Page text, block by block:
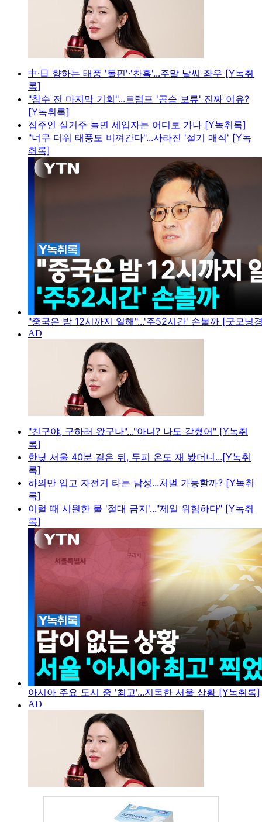
中·日 향하는 태풍 '돌핀'·'찬홈'...주말 날씨 좌우 [Y녹취
록]
"참수 전 마지막 기회"...트럼프 '공습 보류' 진짜 이유?
[Y녹취록]
집주인 실거주 늘면 세입자는 어디로 가나 [Y녹취록]
"너무 더워 태풍도 비껴간다"...사라진 '절기 매직' [Y녹
취록]
"중국은 밤 12시까지 일해"...'주52시간' 손볼까 [굿모닝
"친구야, 구하러 왔구나"..."아니? 나도 갇혔어" [Y녹취
록]
한낮 서울 40분 걸은 뒤, 두피 온도 재 봤더니...[Y녹취
록]
하의만 입고 자전거 타는 남성...처벌 가능할까? [Y녹취
록]
이럴 때 시원한 물 '절대 금지'..."제일 위험하다" [Y녹취
록]
아시아 주요 도시 중 '최고'...지독한 서울 상황 [Y녹취록]